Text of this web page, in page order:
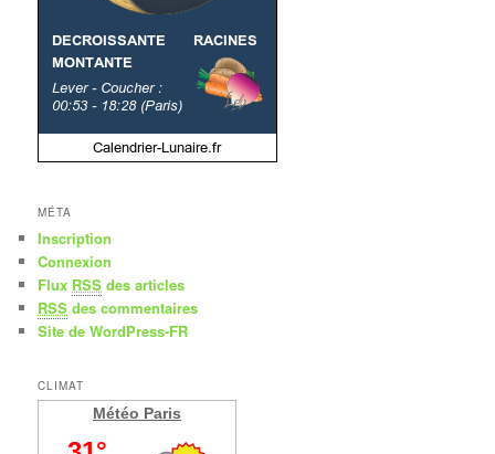
MÉTA
Inscription
Connexion
Flux RSS des articles
RSS des commentaires
Site de WordPress-FR
CLIMAT
Météo Paris